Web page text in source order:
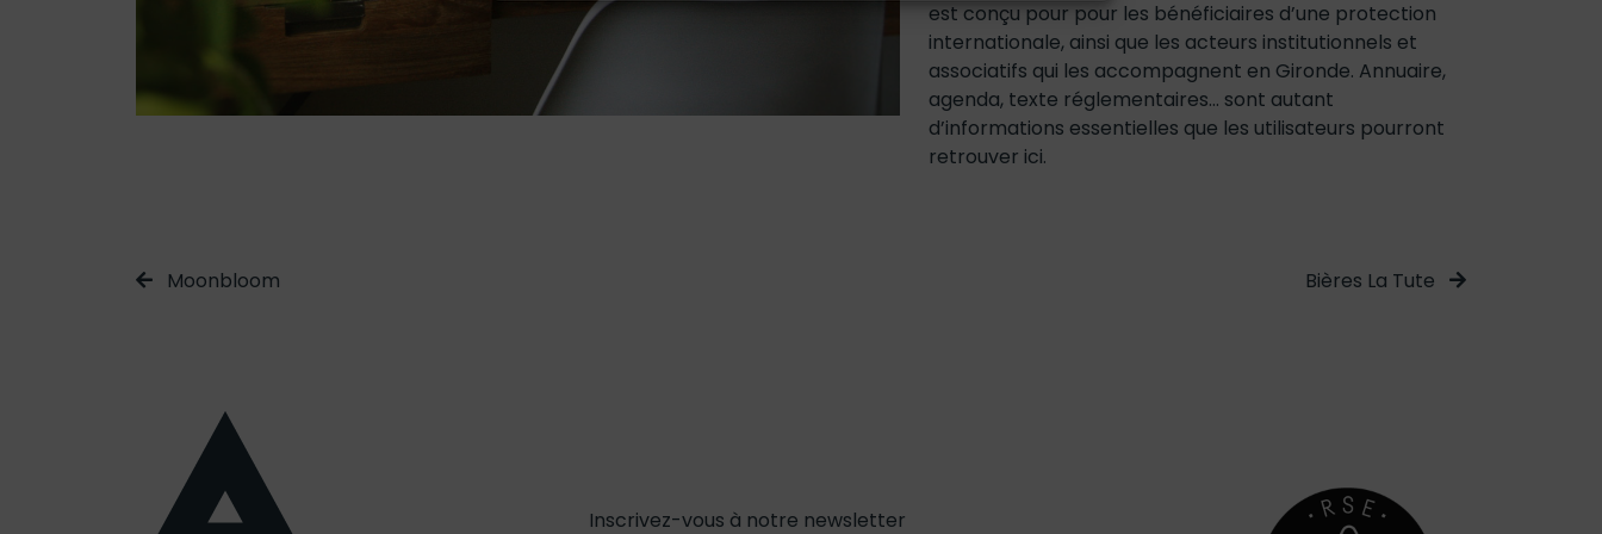
est conçu pour pour les bénéficiaires d’une protection
internationale, ainsi que les acteurs institutionnels et
associatifs qui les accompagnent en Gironde. Annuaire,
agenda, texte réglementaires… sont autant
d’informations essentielles que les utilisateurs pourront
retrouver ici.
Moonbloom Bières La Tute
Inscrivez-vous à notre newsletter